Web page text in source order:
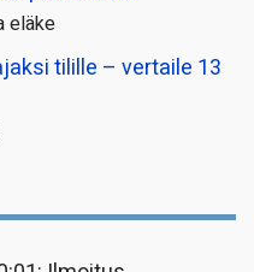
eläke
tilille – vertaile 13